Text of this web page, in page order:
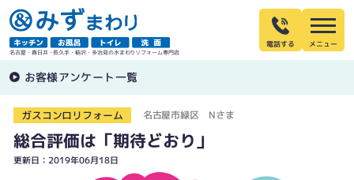
名古屋・春日井・長久手・稲沢・多治見の水まわりリフォーム専門店
電話する
お客様アンケート一覧
ガスコンロリフォーム 名古屋市緑区 Nさま
総合評価は「期待どおり」
更新日：2019年06月18日